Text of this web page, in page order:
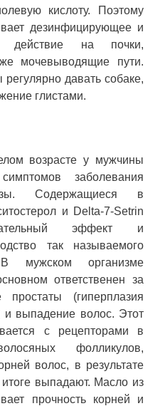
кислоту. Поэтому
дезинфицирующее и
действие на почки,
мочевыводящие пути.
давать собаке,
глистами.
возрасте у мужчины
заболевания
Содержащиеся в
и Delta-7-Setrin
эффект и
так называемого
В мужском организме
ответственен за
простаты (гиперплазия
и выпадение волос. Этот
с рецепторами в
фолликулов,
волос, в результате
выпадают. Масло из
прочность корней и